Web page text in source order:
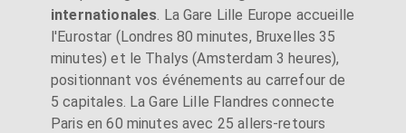
internationales . La Gare Lille Europe accueille
l'Eurostar (Londres 80 minutes, Bruxelles 35
minutes) et le Thalys (Amsterdam 3 heures),
positionnant vos événements au carrefour de
5 capitales. La Gare Lille Flandres connecte
Paris en 60 minutes avec 25 allers-retours